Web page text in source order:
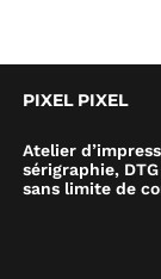
PIXEL PIXEL
Atelier
sérigraphie,
sans limite de